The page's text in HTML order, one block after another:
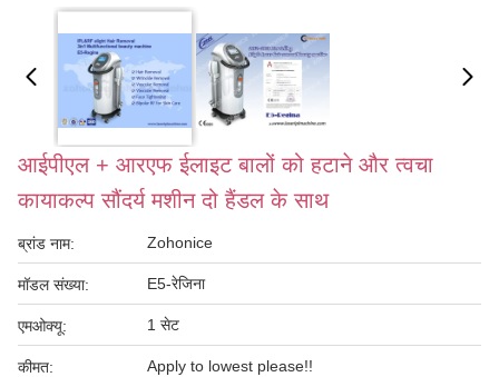
आईपीएल + आरएफ ईलाइट बालों को हटाने और त्वचा
कायाकल्प सौंदर्य मशीन दो हैंडल के साथ
ब्रांड नाम: Zohonice
मॉडल संख्या: E5-रेजिना
एमओक्यू: 1 सेट
कीमत: Apply to lowest please!!